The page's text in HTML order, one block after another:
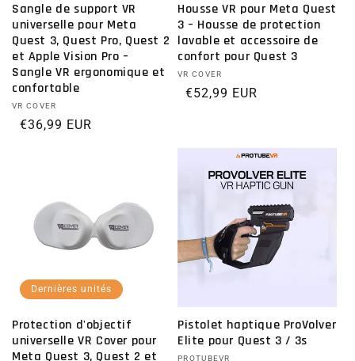
Sangle de support VR
universelle pour Meta
Quest 3, Quest Pro, Quest 2
et Apple Vision Pro –
Sangle VR ergonomique et
confortable
Distributeur :
VR COVER
Prix habituel
€36,99 EUR
Housse VR pour Meta Quest
3 – Housse de protection
lavable et accessoire de
confort pour Quest 3
Distributeur :
VR COVER
Prix habituel
€52,99 EUR
Dernières unités
Protection d'objectif
universelle VR Cover pour
Meta Quest 3, Quest 2 et
Pistolet haptique ProVolver
Elite pour Quest 3 / 3s
PROTUBEVR